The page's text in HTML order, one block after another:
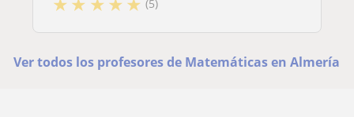
Ver todos los profesores de Matemáticas en Almería